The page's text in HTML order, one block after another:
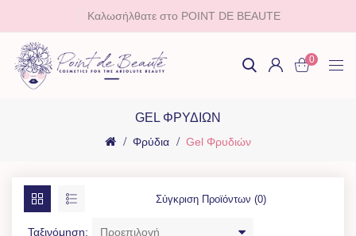
Καλωσήλθατε στο POINT DE BEAUTE
0
GEL ΦΡΥΔΙΏΝ
Φρύδια Gel Φρυδιών
Σύγκριση Προϊόντων (0)
Ταξινόμηση: